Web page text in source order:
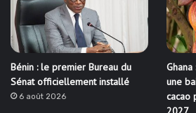
Bénin : le premier Bureau du
Sénat officiellement installé
6 août 2026
Ghana
une
cacao